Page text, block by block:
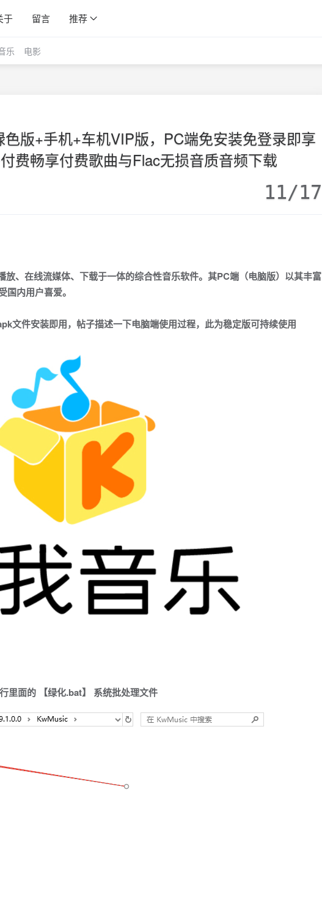
于 留言 推荐
乐 电影
版+手机+车机VIP版，PC端免安装免登录即享
费畅享付费歌曲与Flac无损音质音频下载
11/17
、在线流媒体、下载于一体的综合性音乐软件。其PC端（电脑版）以其丰富
内用户喜爱。
文件安装即用，帖子描述一下电脑端使用过程，此为稳定版可持续使用
里面的 【绿化.bat】 系统批处理文件